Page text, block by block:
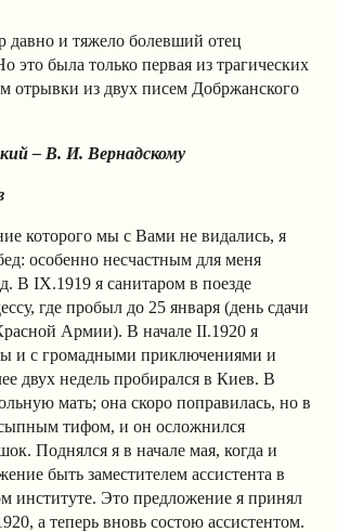
давно и тяжело болевший отец
это была только первая из трагических
отрывки из двух писем Добржанского
– В. И. Вернадскому
которого мы с Вами не видались, я
особенно несчастным для меня
В IX.1919 я санитаром в поезде
где пробыл до 25 января (день сдачи
Армии). В начале II.1920 я
и с громадными приключениями и
двух недель пробирался в Киев. В
мать; она скоро поправилась, но в
сыпным тифом, и он осложнился
Поднялся я в начале мая, когда и
быть заместителем ассистента в
институте. Это предложение я принял
а теперь вновь состою ассистентом.